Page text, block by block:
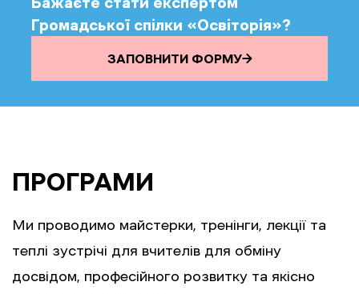
Громадської спілки «Освіторія»?
ЗАПОВНИТИ ФОРМУ
ПРОГРАМИ
Ми проводимо майстерки, тренінги, лекції та
теплі зустрічі для вчителів для обміну
досвідом, професійного розвитку та якісно